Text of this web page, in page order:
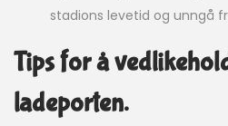
stadions levetid og unngå
Tips for å
ladeporten.